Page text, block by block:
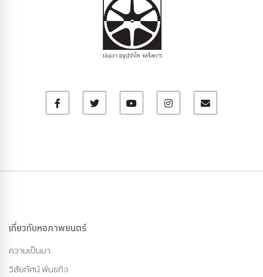
เกี่ยวกับหอภาพยนตร์
ความเป็นมา
วิสัยทัศน์ พันธกิจ